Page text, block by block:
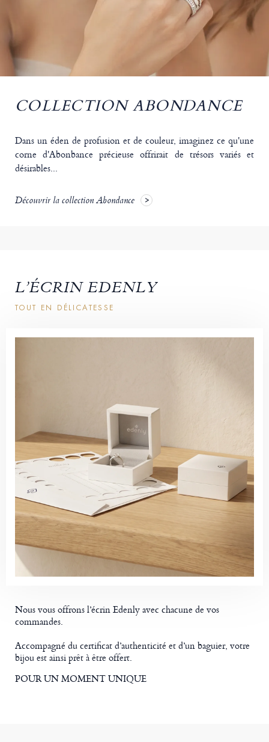
COLLECTION ABONDANCE
Dans un éden de profusion et de couleur, imaginez ce qu'une
corne d'Abonbance précieuse offrirait de trésors variés et
désirables...
Découvrir la collection Abondance
L’ÉCRIN EDENLY
TOUT EN DÉLICATESSE
Nous vous offrons l’écrin Edenly avec chacune de vos
commandes.
Accompagné du certificat d’authenticité et d’un baguier, votre
bijou est ainsi prêt à être offert.
POUR UN MOMENT UNIQUE